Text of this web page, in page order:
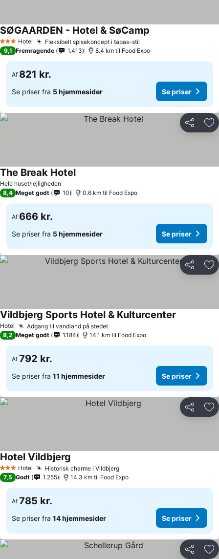
3 StjernerHotel Fleksibelt spisekoncept i tapas-stil
SØGAARDEN - Hotel & SøCamp
9,1 Fremragende 1.413 8.4 km til Food Expo
Af 821 kr.
Se priser fra 5 hjemmesider Se priser
Del
Hele huset/lejligheden
The Break Hotel
8,4 Meget godt 10 0.6 km til Food Expo
Af 666 kr.
Se priser fra 5 hjemmesider Se priser
Del
Hotel Adgang til vandland på stedet
Vildbjerg Sports Hotel & Kulturcenter
8,2 Meget godt 1.184 14.1 km til Food Expo
Af 792 kr.
Se priser fra 11 hjemmesider Se priser
Del
3 StjernerHotel Historisk charme i Vildbjerg
Hotel Vildbjerg
7,5 Godt 1.255 14.3 km til Food Expo
Af 785 kr.
Se priser fra 14 hjemmesider Se priser
Del